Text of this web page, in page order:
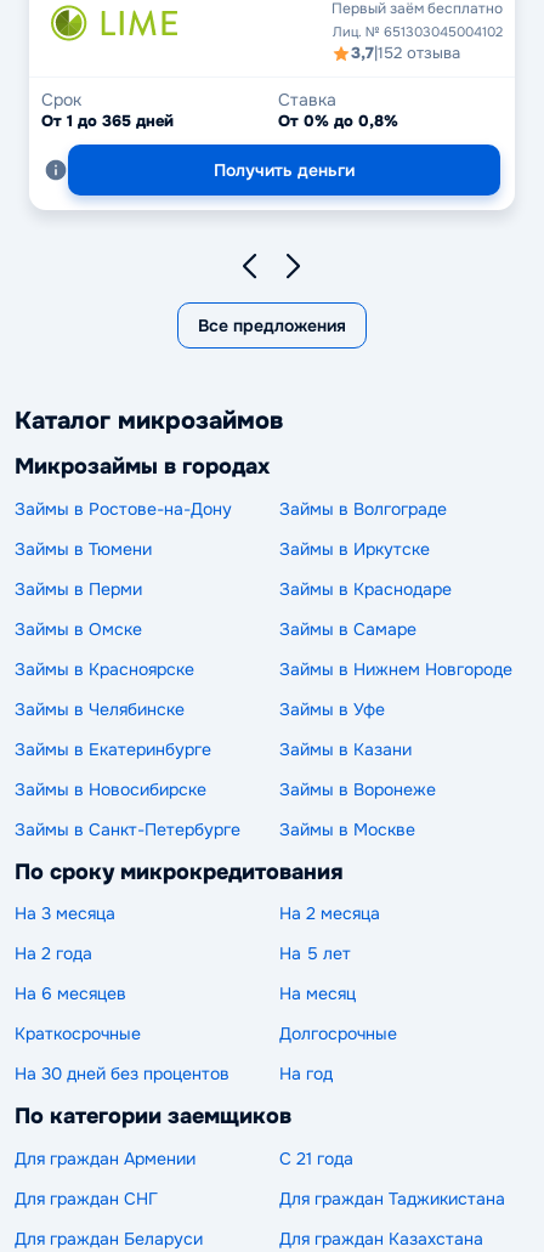
Первый заём бесплатно
Лиц. № 651303045004102
3,7|152 отзыва
Срок
От 1 до 365 дней
Ставка
От 0% до 0,8%
Получить деньги
Все предложения
Каталог микрозаймов
Микрозаймы в городах
Займы в Ростове-на-Дону
Займы в Волгограде
Займы в Тюмени
Займы в Иркутске
Займы в Перми
Займы в Краснодаре
Займы в Омске
Займы в Самаре
Займы в Красноярске
Займы в Нижнем Новгороде
Займы в Челябинске
Займы в Уфе
Займы в Екатеринбурге
Займы в Казани
Займы в Новосибирске
Займы в Воронеже
Займы в Санкт-Петербурге
Займы в Москве
По сроку микрокредитования
На 3 месяца
На 2 месяца
На 2 года
На 5 лет
На 6 месяцев
На месяц
Краткосрочные
Долгосрочные
На 30 дней без процентов
На год
По категории заемщиков
Для граждан Армении
С 21 года
Для граждан СНГ
Для граждан Таджикистана
Для граждан Беларуси
Для граждан Казахстана